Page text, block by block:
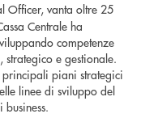
Officer, vanta oltre 25
Centrale ha
competenze
e gestionale.
piani strategici
linee di sviluppo del